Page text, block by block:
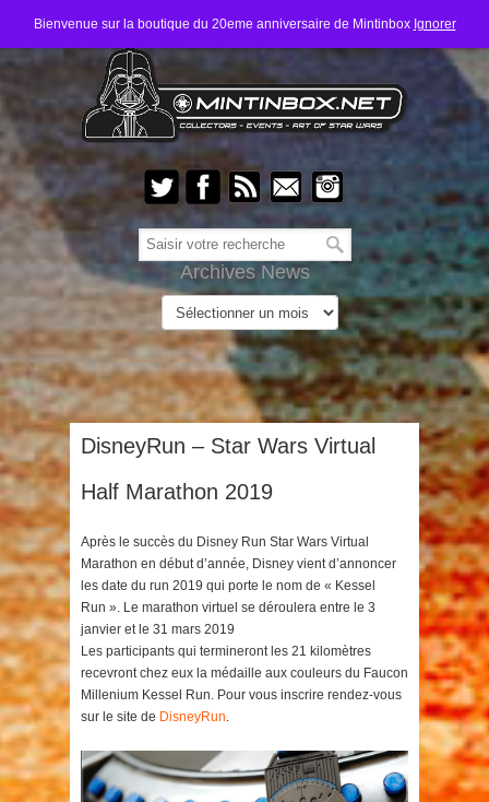
Bienvenue sur la boutique du 20eme anniversaire de Mintinbox Ignorer
Archives News
DisneyRun – Star Wars Virtual
Half Marathon 2019
Après le succès du Disney Run Star Wars Virtual
Marathon en début d’année, Disney vient d’annoncer
les date du run 2019 qui porte le nom de « Kessel
Run ». Le marathon virtuel se déroulera entre le 3
janvier et le 31 mars 2019
Les participants qui termineront les 21 kilomètres
recevront chez eux la médaille aux couleurs du Faucon
Millenium Kessel Run. Pour vous inscrire rendez-vous
sur le site de DisneyRun.